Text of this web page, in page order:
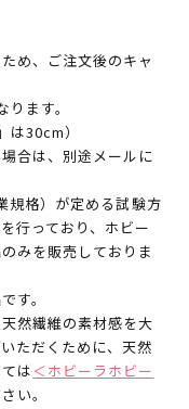
め、ご注文後のキャ
ます。
は30cm）
合は、別途メールに
規格）が定める試験方
行っており、ホビー
みを販売しておりま
す。
然繊維の素材感を大
ただくために、天然
は＜ホビーラホビー
い。